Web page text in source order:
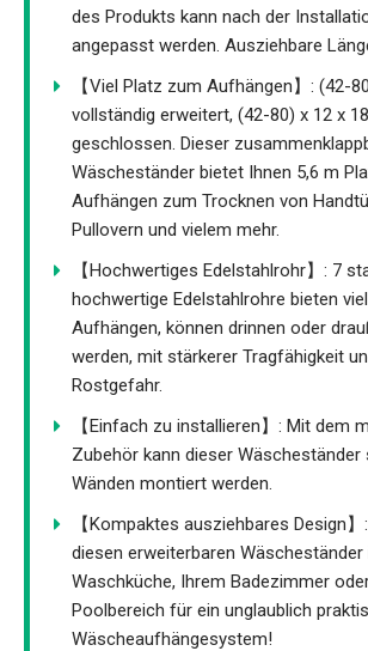
des Produkts kann nach der
angepasst werden. Ausziehbare
【Viel Platz zum Aufhängen】: (42-
vollständig erweitert, (42-80) x 12 x
geschlossen. Dieser
Wäscheständer bietet Ihnen 5,6 m
Aufhängen zum Trocknen von
Pullovern und vielem mehr.
【Hochwertiges Edelstahlrohr】: 7
hochwertige Edelstahlrohre bieten
Aufhängen, können drinnen oder
werden, mit stärkerer Tragfähigkeit
Rostgefahr.
【Einfach zu installieren】: Mit dem
Zubehör kann dieser Wäscheständer
Wänden montiert werden.
【Kompaktes ausziehbares Design
diesen erweiterbaren Wäscheständer
Waschküche, Ihrem Badezimmer
Poolbereich für ein unglaublich
Wäscheaufhängesystem!